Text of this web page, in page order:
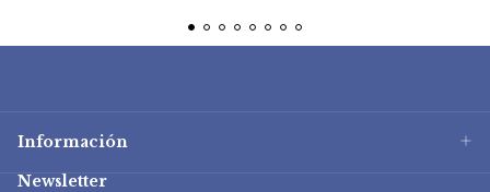
Información
Newsletter